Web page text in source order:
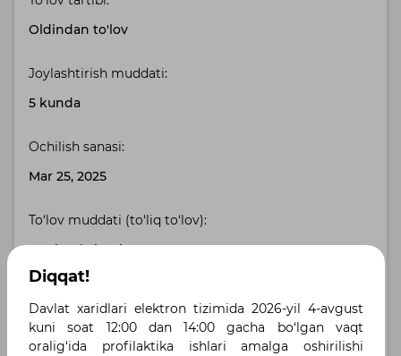
Oldindan to'lov
Joylashtirish muddati:
5 kunda
Ochilish sanasi:
Mar 25, 2025
To‘lov muddati (to‘liq to‘lov):
365 bank. kuni
Toshkent shahri, Toshkent shahri , пр-т А.Темура 4
Diqqat!
Davlat xaridlari elektron tizimida 2026-yil 4-avgust
kuni soat 12:00 dan 14:00 gacha bo‘lgan vaqt
oralig‘ida profilaktika ishlari amalga oshirilishi